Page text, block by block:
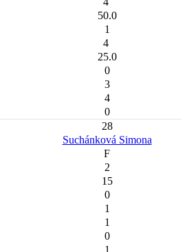
50.0
1
4
25.0
0
3
4
0
28
Suchánková Simona
F
2
15
0
1
1
0
1